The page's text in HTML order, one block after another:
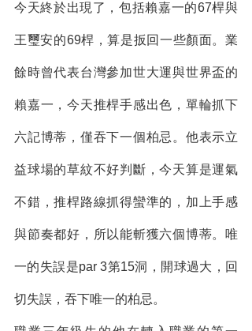
今天終於出現了，包括賴嘉一的67桿與
王璽安的69桿，算是扳回一些顏面。業
餘時曾代表台灣參加世大運與世界盃的
賴嘉一，今天推桿手感出色，單輪抓下
六記博蒂，僅吞下一個柏忌。他表示立
益球場的草紋不好判斷，今天算是運氣
不錯，推桿路線抓得蠻準的，加上手感
與節奏都好，所以能斬獲六個博蒂。唯
一的失誤是par 3第15洞，開球過大，回
切失誤，吞下唯一的柏忌。